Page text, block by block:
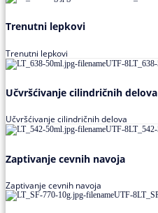
Trenutni lepkovi
Trenutni lepkovi
Učvršćivanje cilindričnih delova
Učvršćivanje cilindričnih delova
Zaptivanje cevnih navoja
Zaptivanje cevnih navoja